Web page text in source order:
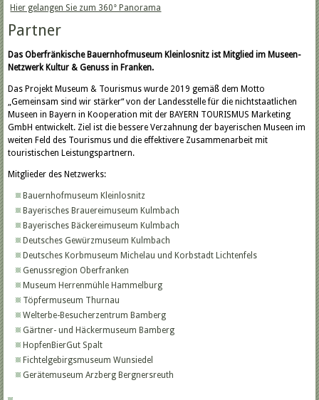
Hier gelangen Sie zum 360° Panorama
Partner
Das Oberfränkische Bauernhofmuseum Kleinlosnitz ist Mitglied im Museen-
Netzwerk Kultur & Genuss in Franken.
Das Projekt Museum & Tourismus wurde 2019 gemäß dem Motto
„Gemeinsam sind wir stärker“ von der Landesstelle für die nichtstaatlichen
Museen in Bayern in Kooperation mit der BAYERN TOURISMUS Marketing
GmbH entwickelt. Ziel ist die bessere Verzahnung der bayerischen Museen im
weiten Feld des Tourismus und die effektivere Zusammenarbeit mit
touristischen Leistungspartnern.
Mitglieder des Netzwerks:
Bauernhofmuseum Kleinlosnitz
Bayerisches Brauereimuseum Kulmbach
Bayerisches Bäckereimuseum Kulmbach
Deutsches Gewürzmuseum Kulmbach
Deutsches Korbmuseum Michelau und Korbstadt Lichtenfels
Genussregion Oberfranken
Museum Herrenmühle Hammelburg
Töpfermuseum Thurnau
Welterbe-Besucherzentrum Bamberg
Gärtner- und Häckermuseum Bamberg
HopfenBierGut Spalt
Fichtelgebirgsmuseum Wunsiedel
Gerätemuseum Arzberg Bergnersreuth